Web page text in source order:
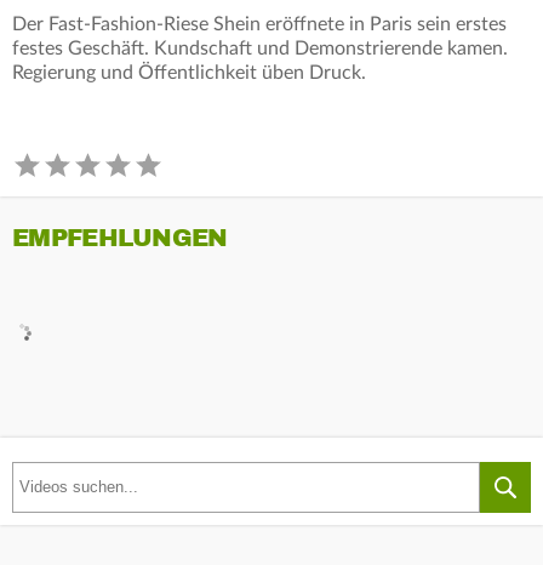
Der Fast-Fashion-Riese Shein eröffnete in Paris sein erstes
festes Geschäft. Kundschaft und Demonstrierende kamen.
Regierung und Öffentlichkeit üben Druck.
EMPFEHLUNGEN